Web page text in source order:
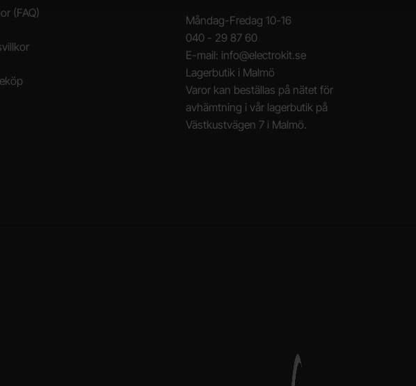
(FAQ)
Måndag-Fredag 10-16
040 - 29 87 60
E-mail: info@electrokit.se
Lagerbutik i Malmö
Varor kan beställas på nätet för
avhämtning i vår lagerbutik på
Västkustvägen 7 i Malmö.